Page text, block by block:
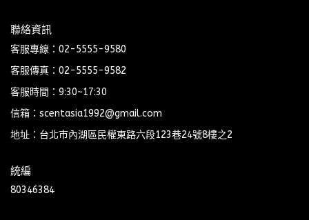
聯絡資訊
客服專線：02-5555-9580
客服傳真：02-5555-9582
客服時間：9:30~17:30
信箱：scentasia1992@gmail.com
地址：台北市內湖區民權東路六段123巷24號8樓之2
統編
80346384